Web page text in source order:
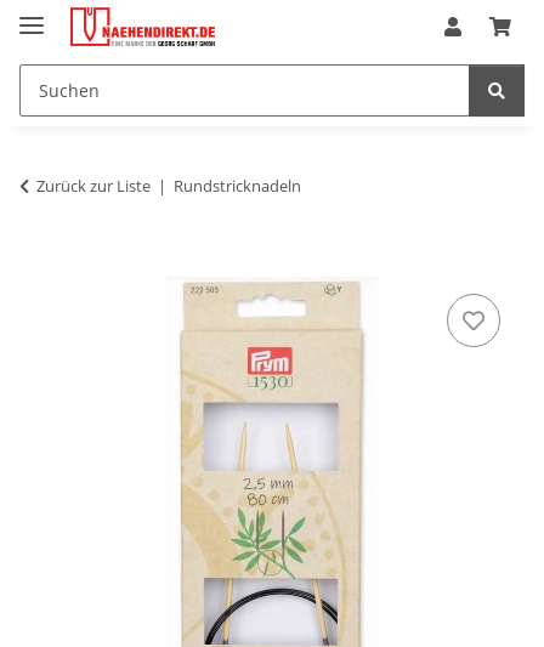
Zurück zur Liste Rundstricknadeln